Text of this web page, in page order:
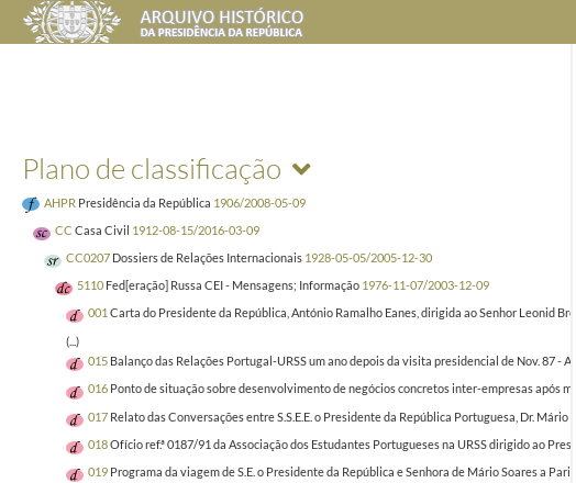
Plano de classificação
AHPR Presidência da República 1906/2008-05-09
CC Casa Civil 1912-08-15/2016-03-09
CC0207 Dossiers de Relações Internacionais 1928-05-05/2005-12-30
5110 Fed[eração] Russa CEI - Mensagens; Informação 1976-11-07/2003-12-09
001 Carta do Presidente da República, António Ramalho Eanes, dirigida ao Senhor Leonid
(...)
015 Balanço das Relações Portugal-URSS um ano depois da visita presidencial de Nov. 87 -
016 Ponto de situação sobre desenvolvimento de negócios concretos inter-empresas após
017 Relato das Conversações entre S.S.E.E. o Presidente da República Portuguesa, Dr.
018Ofício ref.ª 0187/91 da Associação dos Estudantes Portugueses na URSS dirigido ao
019 Programa da viagem de S.E. o Presidente da República e Senhora de Mário Soares a